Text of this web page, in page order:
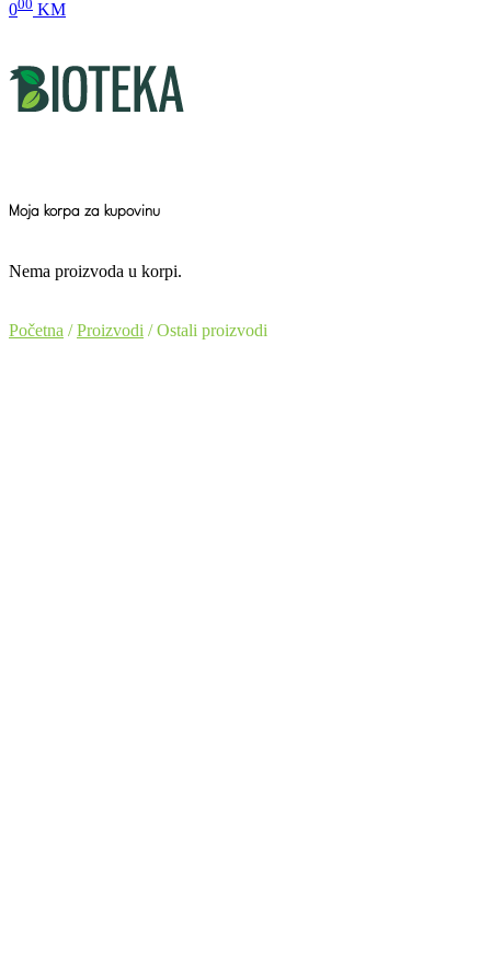
000 KM
Moja korpa za kupovinu
Nema proizvoda u korpi.
Početna /Proizvodi / Ostali proizvodi